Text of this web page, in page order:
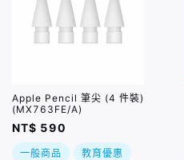
Apple Pencil 筆尖 (4 件裝)
(MX763FE/A)
NT$ 590
一般商品 教育優惠